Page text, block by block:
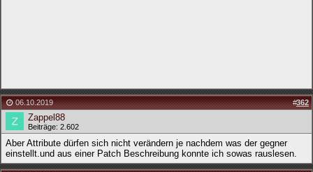
06.10.2019 #362
Zappel88
Beiträge: 2.602
Aber Attribute dürfen sich nicht verändern je nachdem was der gegner
einstellt.und aus einer Patch Beschreibung konnte ich sowas rauslesen.